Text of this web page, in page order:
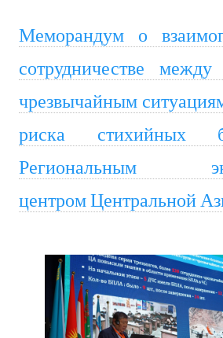
Меморандум о
сотрудничестве
чрезвычайным
риска стихийных
Региональным
центром Центральной